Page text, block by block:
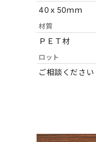
40ｘ50ｍｍ
材質
ＰＥＴ材
ロット
ご相談ください